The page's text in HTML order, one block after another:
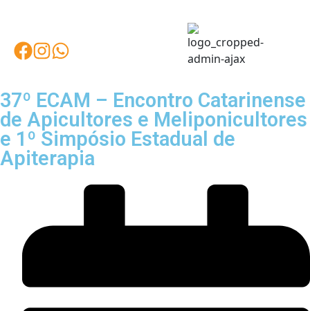
37º ECAM – Encontro Catarinense
de Apicultores e Meliponicultores
e 1º Simpósio Estadual de
Apiterapia